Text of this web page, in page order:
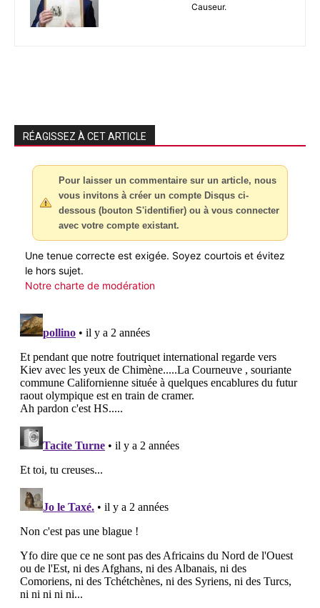
Causeur.
RÉAGISSEZ À CET ARTICLE
Pour laisser un commentaire sur un article, nous
vous invitons à créer un compte Disqus ci-
dessous (bouton S'identifier) ou à vous connecter
avec votre compte existant.
Une tenue correcte est exigée. Soyez courtois et évitez
le hors sujet.
Notre charte de modération